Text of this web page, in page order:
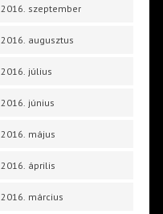
2016. szeptember
2016. augusztus
2016. július
2016. június
2016. május
2016. április
2016. március